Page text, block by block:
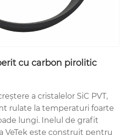
cu carbon pirolitic
a cristalelor SiC PVT,
rulate la temperaturi foarte
lungi. Inelul de grafit
VeTek este construit pentru